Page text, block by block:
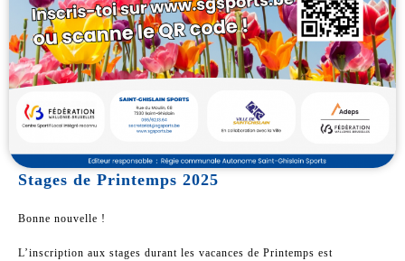
Stages de Printemps 2025
Bonne nouvelle !
L’inscription aux stages durant les vacances de Printemps est